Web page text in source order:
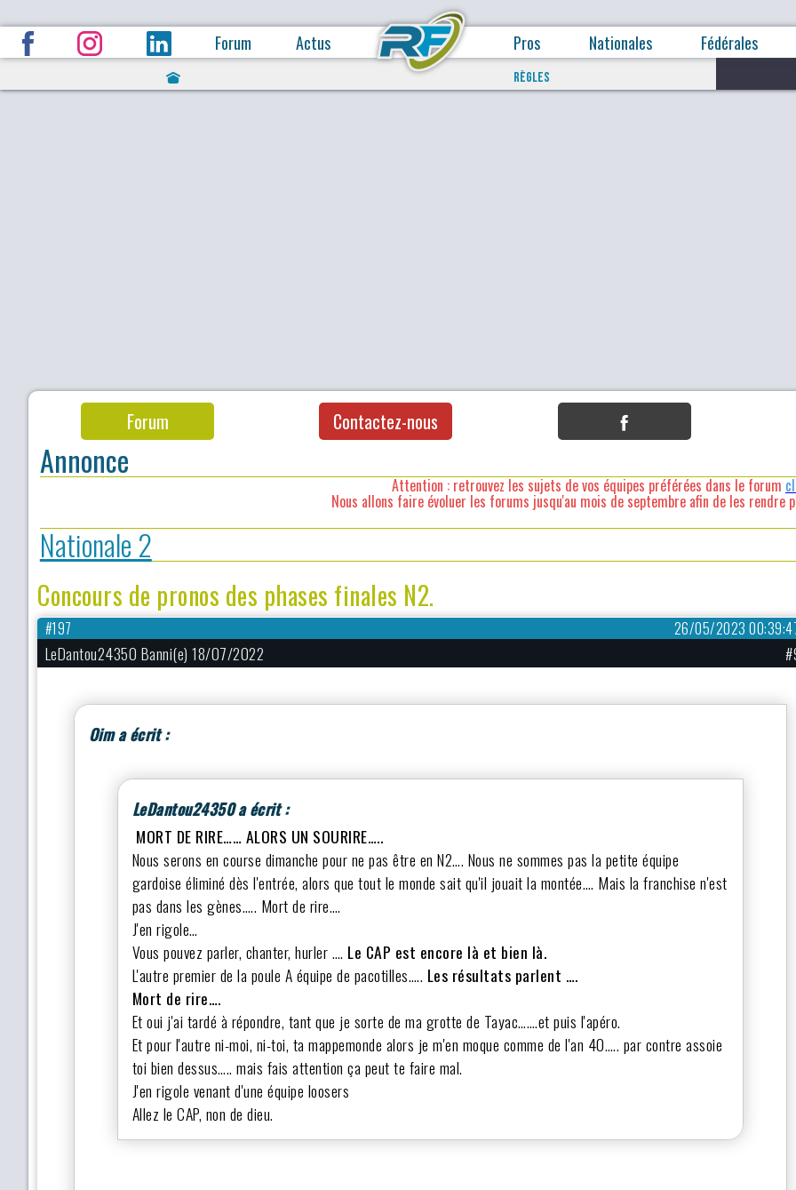
Forum Actus Pros Nationales Fédérales
RÈGLES
Forum Contactez-nous
Annonce
Attention : retrouvez les sujets de vos équipes préférées dans le forum
Nous allons faire évoluer les forums jusqu'au mois de septembre afin de les rendre
Nationale 2
Concours de pronos des phases finales N2.
26/05/2023
#197
LeDantou24350 Banni(e) 18/07/2022
Oim a écrit :
LeDantou24350 a écrit :
MORT DE RIRE…… ALORS UN SOURIRE…..
Nous serons en course dimanche pour ne pas être en N2…. Nous ne sommes pas la petite équipe
gardoise éliminé dès l'entrée, alors que tout le monde sait qu'il jouait la montée…. Mais la franchise n'est
pas dans les gènes….. Mort de rire….
J'en rigole…
Vous pouvez parler, chanter, hurler …. Le CAP est encore là et bien là.
L'autre premier de la poule A équipe de pacotilles….. Les résultats parlent ….
Mort de rire….
Et oui j'ai tardé à répondre, tant que je sorte de ma grotte de Tayac…….et puis l'apéro.
Et pour l'autre ni-moi, ni-toi, ta mappemonde alors je m'en moque comme de l'an 40….. par contre assoie
toi bien dessus….. mais fais attention ça peut te faire mal.
J'en rigole venant d'une équipe loosers
Allez le CAP, non de dieu.